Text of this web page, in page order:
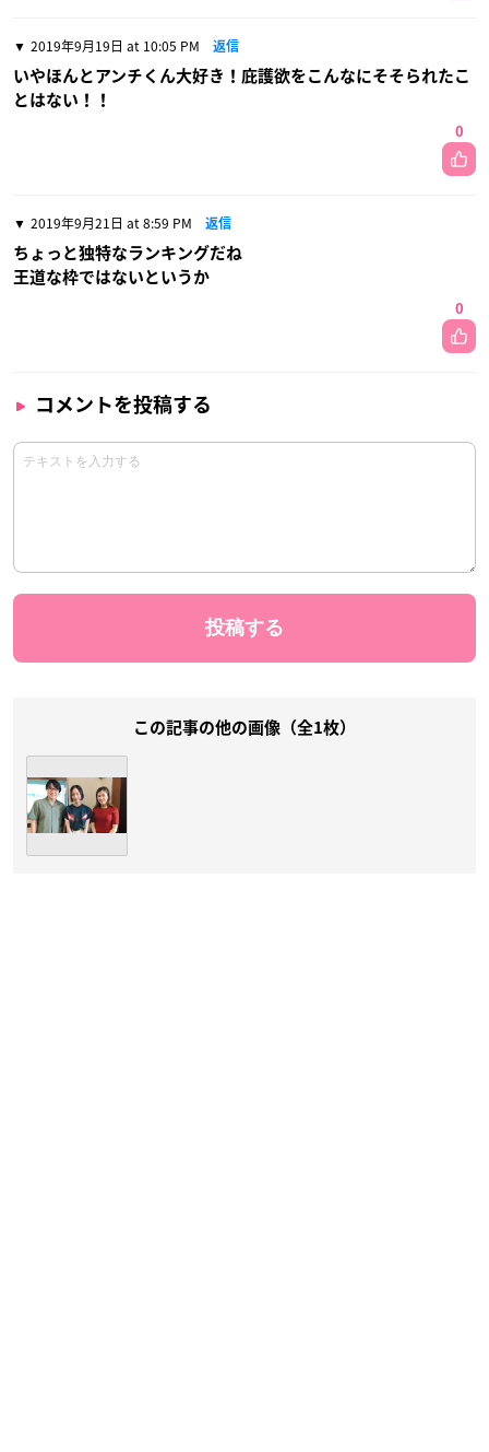
2019年9月19日 at 10:05 PM 返信
いやほんとアンチくん大好き！庇護欲をこんなにそそられたこ
とはない！！
0
2019年9月21日 at 8:59 PM 返信
ちょっと独特なランキングだね
王道な枠ではないというか
0
コメントを投稿する
この記事の他の画像（全1枚）